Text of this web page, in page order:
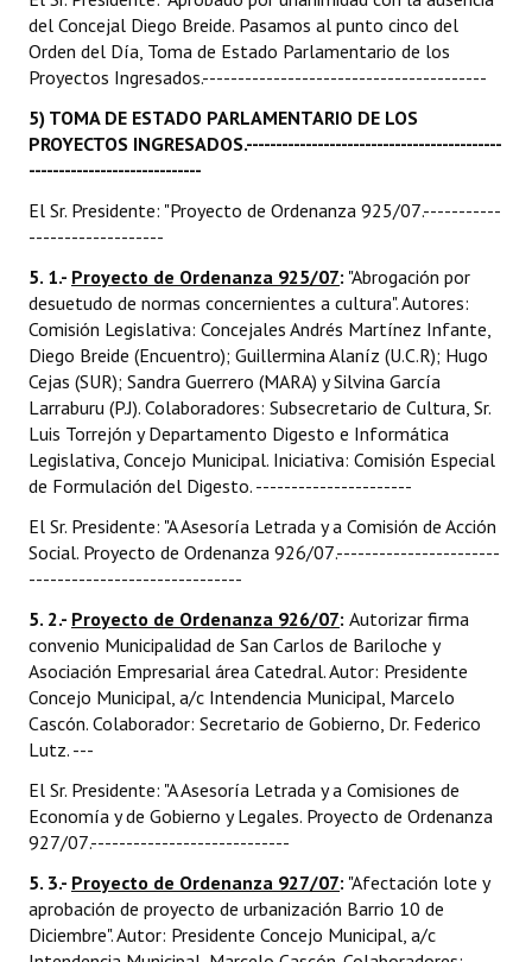
del Concejal Diego Breide. Pasamos al punto cinco del
Orden del Día, Toma de Estado Parlamentario de los
Proyectos Ingresados.----------------------------------------
5) TOMA DE ESTADO PARLAMENTARIO DE LOS
PROYECTOS INGRESADOS.-------------------------------------------
-----------------------------
El Sr. Presidente: "Proyecto de Ordenanza 925/07.-----------
-------------------
5. 1.- Proyecto de Ordenanza 925/07: "Abrogación por
desuetudo de normas concernientes a cultura". Autores:
Comisión Legislativa: Concejales Andrés Martínez Infante,
Diego Breide (Encuentro); Guillermina Alaníz (U.C.R); Hugo
Cejas (SUR); Sandra Guerrero (MARA) y Silvina García
Larraburu (P.J). Colaboradores: Subsecretario de Cultura, Sr.
Luis Torrejón y Departamento Digesto e Informática
Legislativa, Concejo Municipal. Iniciativa: Comisión Especial
de Formulación del Digesto. ----------------------
El Sr. Presidente: "A Asesoría Letrada y a Comisión de Acción
Social. Proyecto de Ordenanza 926/07.-----------------------
------------------------------
5. 2.- Proyecto de Ordenanza 926/07: Autorizar firma
convenio Municipalidad de San Carlos de Bariloche y
Asociación Empresarial área Catedral. Autor: Presidente
Concejo Municipal, a/c Intendencia Municipal, Marcelo
Cascón. Colaborador: Secretario de Gobierno, Dr. Federico
Lutz. ---
El Sr. Presidente: "A Asesoría Letrada y a Comisiones de
Economía y de Gobierno y Legales. Proyecto de Ordenanza
927/07.----------------------------
5. 3.- Proyecto de Ordenanza 927/07: "Afectación lote y
aprobación de proyecto de urbanización Barrio 10 de
Diciembre". Autor: Presidente Concejo Municipal, a/c